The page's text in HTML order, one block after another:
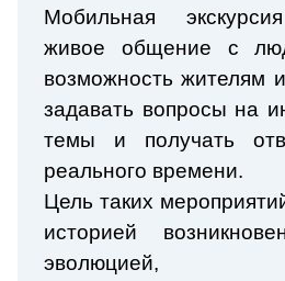
Мобильная
живое общение с
возможность жителям
задавать вопросы на
темы и получать
реального времени.
Цель таких
историей
эволюцией,